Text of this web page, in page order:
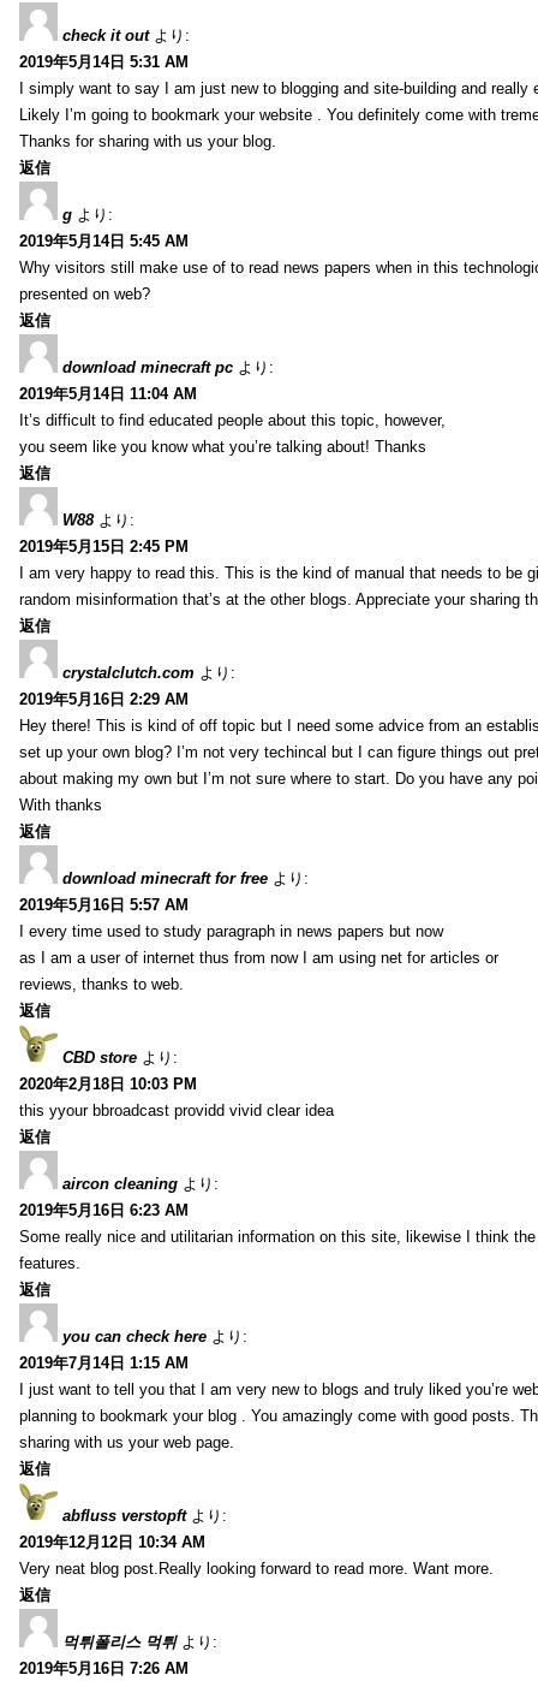
check it out より:
2019年5月14日 5:31 AM
I simply want to say I am just new to blogging and site-building and really
Likely I’m going to bookmark your website . You definitely come with
Thanks for sharing with us your blog.
返信
g より:
2019年5月14日 5:45 AM
Why visitors still make use of to read news papers when in this
presented on web?
返信
download minecraft pc より:
2019年5月14日 11:04 AM
It’s difficult to find educated people about this topic, however,
you seem like you know what you’re talking about! Thanks
返信
W88 より:
2019年5月15日 2:45 PM
I am very happy to read this. This is the kind of manual that needs to be
random misinformation that’s at the other blogs. Appreciate your sharing
返信
crystalclutch.com より:
2019年5月16日 2:29 AM
Hey there! This is kind of off topic but I need some advice from an
set up your own blog? I’m not very techincal but I can figure things out
about making my own but I’m not sure where to start. Do you have any
With thanks
返信
download minecraft for free より:
2019年5月16日 5:57 AM
I every time used to study paragraph in news papers but now
as I am a user of internet thus from now I am using net for articles or
reviews, thanks to web.
返信
CBD store より:
2020年2月18日 10:03 PM
this yyour bbroadcast providd vivid clear idea
返信
aircon cleaning より:
2019年5月16日 6:23 AM
Some really nice and utilitarian information on this site, likewise I think
features.
返信
you can check here より:
2019年7月14日 1:15 AM
I just want to tell you that I am very new to blogs and truly liked you’re
planning to bookmark your blog . You amazingly come with good posts.
sharing with us your web page.
返信
abfluss verstopft より:
2019年12月12日 10:34 AM
Very neat blog post.Really looking forward to read more. Want more.
返信
먹튀폴리스 먹튀 より:
2019年5月16日 7:26 AM